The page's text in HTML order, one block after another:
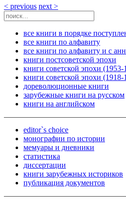
< previous next >
все книги в порядке
все книги по алфавиту
все книги по алфавиту и с
книги постсоветской эпохи
книги советской эпохи (1953-
книги советской эпохи (1918-
дореволюционные книги
зарубежные книги на русском
книги на английском
editor`s choice
монографии по истории
мемуары и дневники
статистика
диссертации
книги зарубежных историков
публикация документов